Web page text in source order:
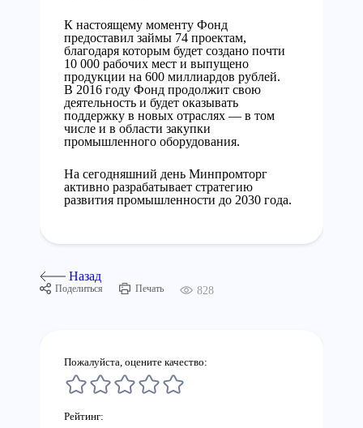
К настоящему моменту Фонд
предоставил займы 74 проектам,
благодаря которым будет создано почти
10 000 рабочих мест и выпущено
продукции на 600 миллиардов рублей.
В 2016 году Фонд продолжит свою
деятельность и будет оказывать
поддержку в новых отраслях — в том
числе и в области закупки
промышленного оборудования.
На сегодняшний день Минпромторг
активно разрабатывает стратегию
развития промышленности до 2030 года.
Назад
Поделиться Печать 828
Пожалуйста, оцените качество:
Рейтинг: